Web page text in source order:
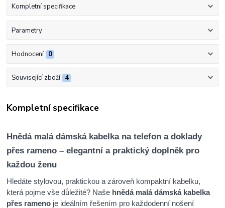
Kompletní specifikace
Parametry
Hodnocení 0
Související zboží 4
Kompletní specifikace
Hnědá malá dámská kabelka na telefon a doklady
přes rameno – elegantní a praktický doplněk pro
každou ženu
Hledáte stylovou, praktickou a zároveň kompaktní kabelku,
která pojme vše důležité? Naše hnědá malá dámská kabelka
přes rameno je ideálním řešením pro každodenní nošení